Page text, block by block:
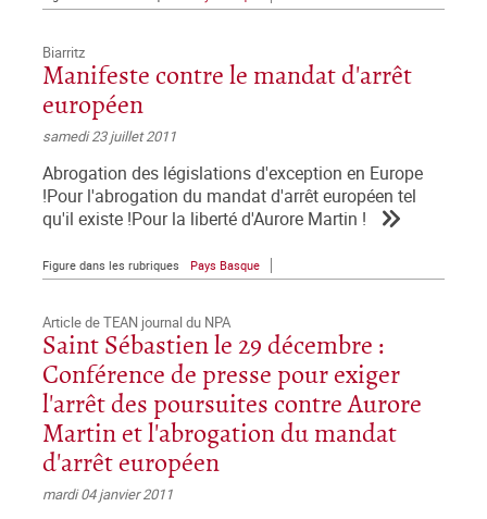
Biarritz
Manifeste contre le mandat d'arrêt
européen
samedi 23 juillet 2011
Abrogation des législations d'exception en Europe
!Pour l'abrogation du mandat d'arrêt européen tel
qu'il existe !Pour la liberté d'Aurore Martin !
Figure dans les rubriques Pays Basque
Article de TEAN journal du NPA
Saint Sébastien le 29 décembre :
Conférence de presse pour exiger
l'arrêt des poursuites contre Aurore
Martin et l'abrogation du mandat
d'arrêt européen
mardi 04 janvier 2011